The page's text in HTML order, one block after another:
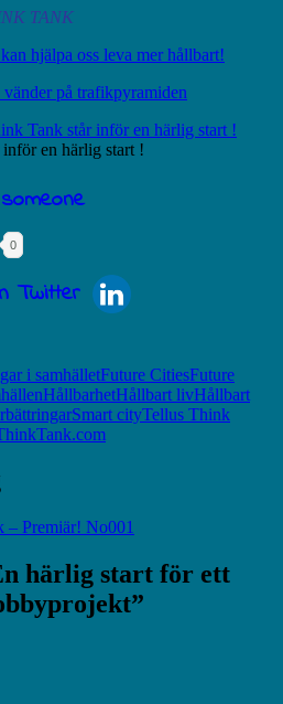
TANK
hjälpa oss leva mer hållbart!
på trafikpyramiden
en härlig start !
0
i samhälletFuture CitiesFuture
HållbarhetHållbart livHållbart
Smart cityTellus Think
– Premiär! No001
härlig start för ett